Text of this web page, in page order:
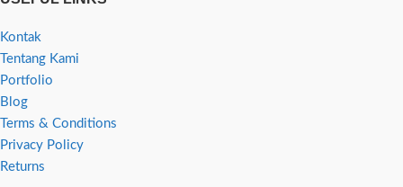
Kontak
Tentang Kami
Portfolio
Blog
Terms & Conditions
Privacy Policy
Returns